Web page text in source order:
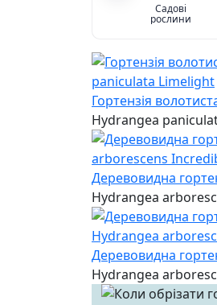
Садові
рослини
Гортензія
Hydrangea
Деревовидна
Hydrangea
Деревовидна
Hydrangea